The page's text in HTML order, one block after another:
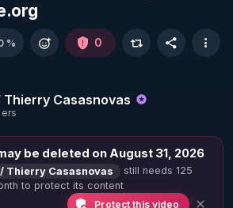
Thierry Casasnovas
% 0
be deleted on August 31, 2026
Thierry Casasnovas
still needs 125
to protect its content
Protect this video